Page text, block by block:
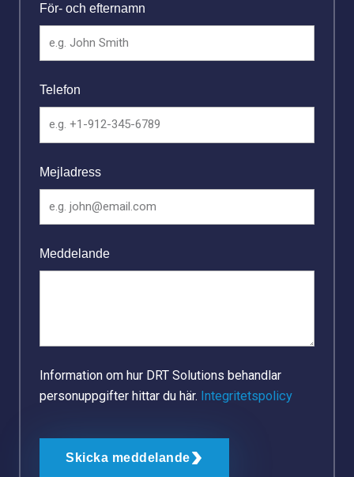
För- och efternamn
Telefon
Mejladress
Meddelande
Information om hur DRT Solutions behandlar
personuppgifter hittar du här. Integritetspolicy
Skicka meddelande